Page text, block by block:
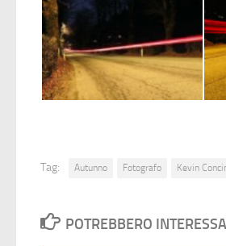
Tag: Autunno Fotografo Kevin
POTREBBERO